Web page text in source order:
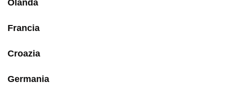
Olanda
Francia
Croazia
Germania